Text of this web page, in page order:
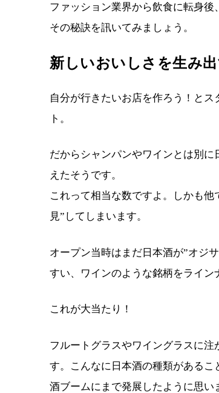
ファッション業界から飲食に転身
その秘訣を訊いてみましょう。
新しいおいしさを生み
自分が行きたいお店を作ろう！と
ト。
だからシャンパンやワインとは別
えたそうです。
これって相当な数ですよ。しかも
見”してしまいます。
オープン当時はまだ日本酒が”オジ
すい、ワインのような銘柄をライン
これが大当たり！
フルートグラスやワイングラスに
す。こんなに日本酒の種類がある
酒ブームにまで発展したように思い